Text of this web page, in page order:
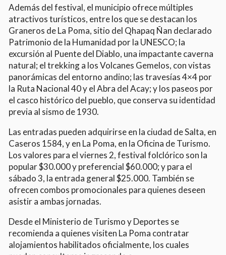
Además del festival, el municipio ofrece múltiples
atractivos turísticos, entre los que se destacan los
Graneros de La Poma, sitio del Qhapaq Ñan declarado
Patrimonio de la Humanidad por la UNESCO; la
excursión al Puente del Diablo, una impactante caverna
natural; el trekking a los Volcanes Gemelos, con vistas
panorámicas del entorno andino; las travesías 4×4 por
la Ruta Nacional 40 y el Abra del Acay; y los paseos por
el casco histórico del pueblo, que conserva su identidad
previa al sismo de 1930.
Las entradas pueden adquirirse en la ciudad de Salta, en
Caseros 1584, y en La Poma, en la Oficina de Turismo.
Los valores para el viernes 2, festival folclórico son la
popular $30.000 y preferencial $60.000; y para el
sábado 3, la entrada general $25.000. También se
ofrecen combos promocionales para quienes deseen
asistir a ambas jornadas.
Desde el Ministerio de Turismo y Deportes se
recomienda a quienes visiten La Poma contratar
alojamientos habilitados oficialmente, los cuales